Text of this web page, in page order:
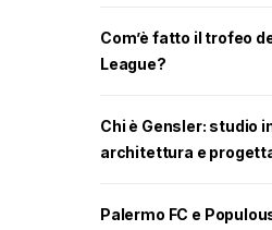
Com’è fatto il trofeo
League?
Chi è Gensler: studio
architettura e
Palermo FC e